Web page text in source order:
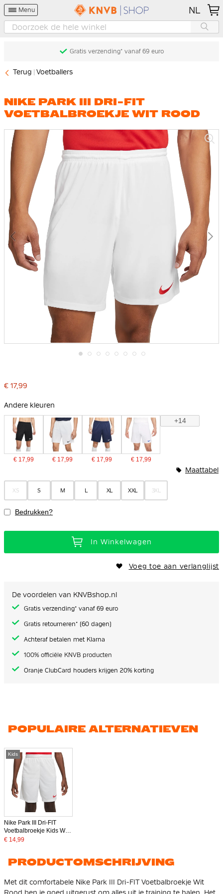
Menu NL
Gratis verzending* vanaf 69 euro
Terug Voetballers
NIKE PARK III DRI-FIT
VOETBALBROEKJE WIT ROOD
naar
einde
van
begin
de
gallerij
€ 17,99
Andere kleuren
€ 17,99 € 17,99 € 17,99 € 17,99
+14
XS S M L XL XXL 3XL
Maattabel
Bedrukken?
In Winkelwagen
Voeg toe aan verlanglijst
De voordelen van KNVBshop.nl
Gratis verzending* vanaf 69 euro
Gratis retourneren* (60 dagen)
Achteraf betalen met Klarna
100% officiële KNVB producten
Oranje ClubCard houders krijgen 20% korting
POPULAIRE ALTERNATIEVEN
Kids
Nike Park III Dri-FIT
Voetbalbroekje Kids Wit
Rood
€ 14,99
PRODUCTOMSCHRIJVING
Met dit comfortabele Nike Park III Dri-FIT Voetbalbroekje Wit